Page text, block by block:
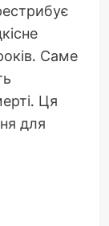
Саме
Ця
для